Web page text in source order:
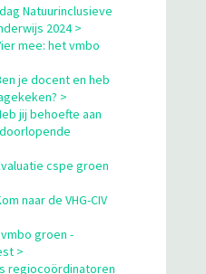
Natuurinclusieve
2024 >
mee: het vmbo
je docent en heb
>
jij behoefte aan
cspe groen
naar de VHG-CIV
groen -
>
regiocoördinatoren